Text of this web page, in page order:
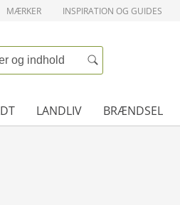
MÆRKER INSPIRATION OG GUIDES
LANDLIV BRÆNDSEL